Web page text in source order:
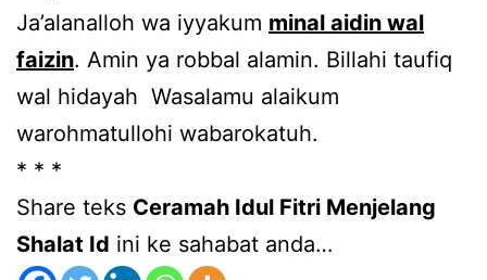
Ja’alanalloh wa iyyakum minal aidin wal
faizin. Amin ya robbal alamin. Billahi taufiq
wal hidayah Wasalamu alaikum
warohmatullohi wabarokatuh.
* * *
Share teks Ceramah Idul Fitri Menjelang
Shalat Id ini ke sahabat anda…